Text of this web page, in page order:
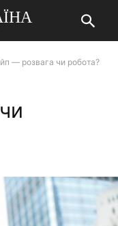
— розвага чи робота?